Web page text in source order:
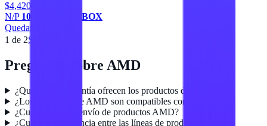
$4,420
N/P 100-100001590BOX
Quedan 3
1 de 2Siguiente
Preguntas sobre AMD
¿Qué tipo de garantía ofrecen los productos de AMD?
¿Los productos de AMD son compatibles con mi equipo?
¿Cuánto tarda el envío de productos AMD?
¿Cuál es la diferencia entre las líneas de productos AMD?